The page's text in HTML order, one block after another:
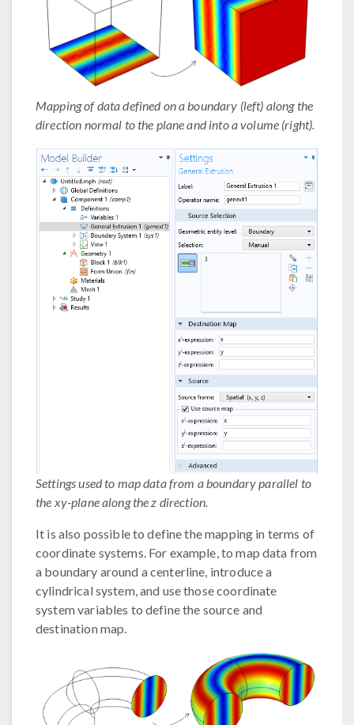
Mapping of data defined on a boundary (left) along the
direction normal to the plane and into a volume (right).
Settings used to map data from a boundary parallel to
the xy-plane along the z direction.
It is also possible to define the mapping in terms of
coordinate systems. For example, to map data from
a boundary around a centerline, introduce a
cylindrical system, and use those coordinate
system variables to define the source and
destination map.